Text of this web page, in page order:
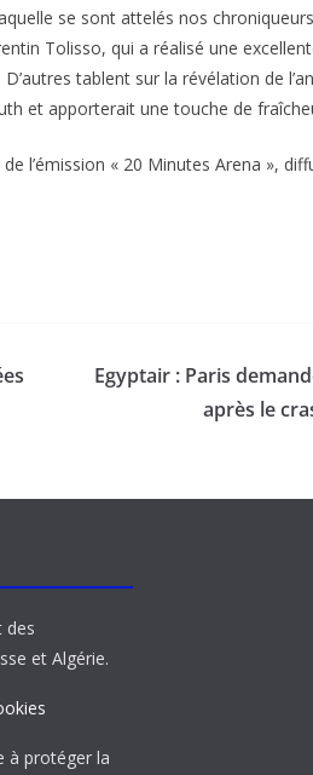
se sont attelés nos
Tolisso, qui a réalisé une
tablent sur la révélation de
et apporterait une touche de
l’émission « 20 Minutes Arena »,
Egyptair : Paris
après le
des
et Algérie.
à protéger la